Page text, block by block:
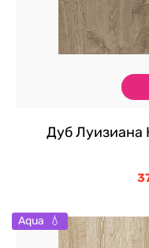
Дуб Луизиана
Aqua